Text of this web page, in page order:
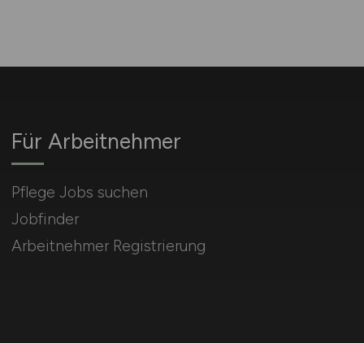
Für Arbeitnehmer
Pflege Jobs suchen
Jobfinder
Arbeitnehmer Registrierung